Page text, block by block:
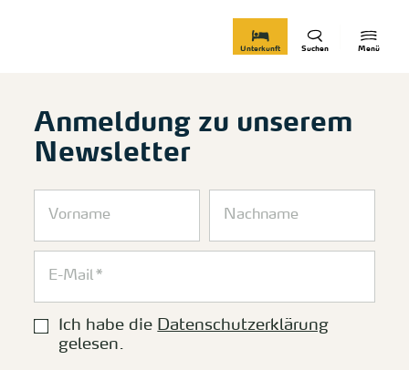
Menü
Suchen
Unterkunft
Anmeldung zu unserem
Newsletter
Ich habe die Datenschutzerklärung
gelesen.